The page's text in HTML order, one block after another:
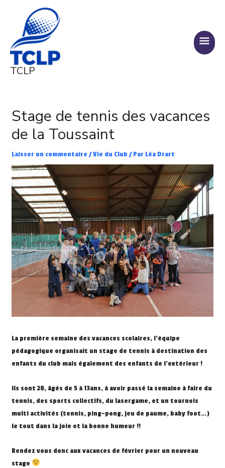
contenu
TCLP
Stage de tennis des vacances
de la Toussaint
Laisser un commentaire /Vie du Club / Par Léa Drart
La première semaine des vacances scolaires, l’équipe
pédagogique organisait un stage de tennis à destination des
enfants du club mais également des enfants de l’extérieur !
Ils sont 28, âgés de 5 à 13ans, à avoir passé la semaine à faire du
tennis, des sports collectifs, du lasergame, et un tournois
multi activités (tennis, ping-pong, jeu de paume, baby foot…)
le tout dans la joie et la bonne humeur !!
Rendez vous donc aux vacances de février pour un nouveau
stage
articles